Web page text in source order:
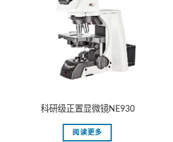
科研级正置显微镜NE930
阅读更多